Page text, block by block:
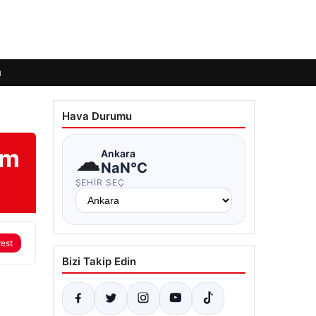
Hava Durumu
☁Ankara
NaN°C
ŞEHIR SEÇ
Bizi Takip Edin